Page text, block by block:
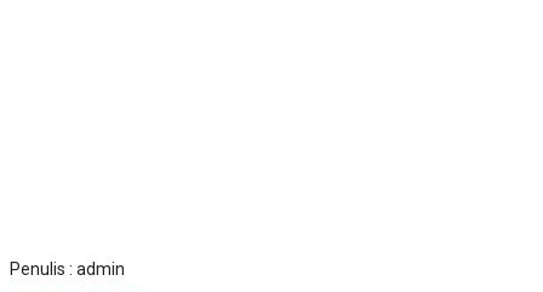
Penulis : admin